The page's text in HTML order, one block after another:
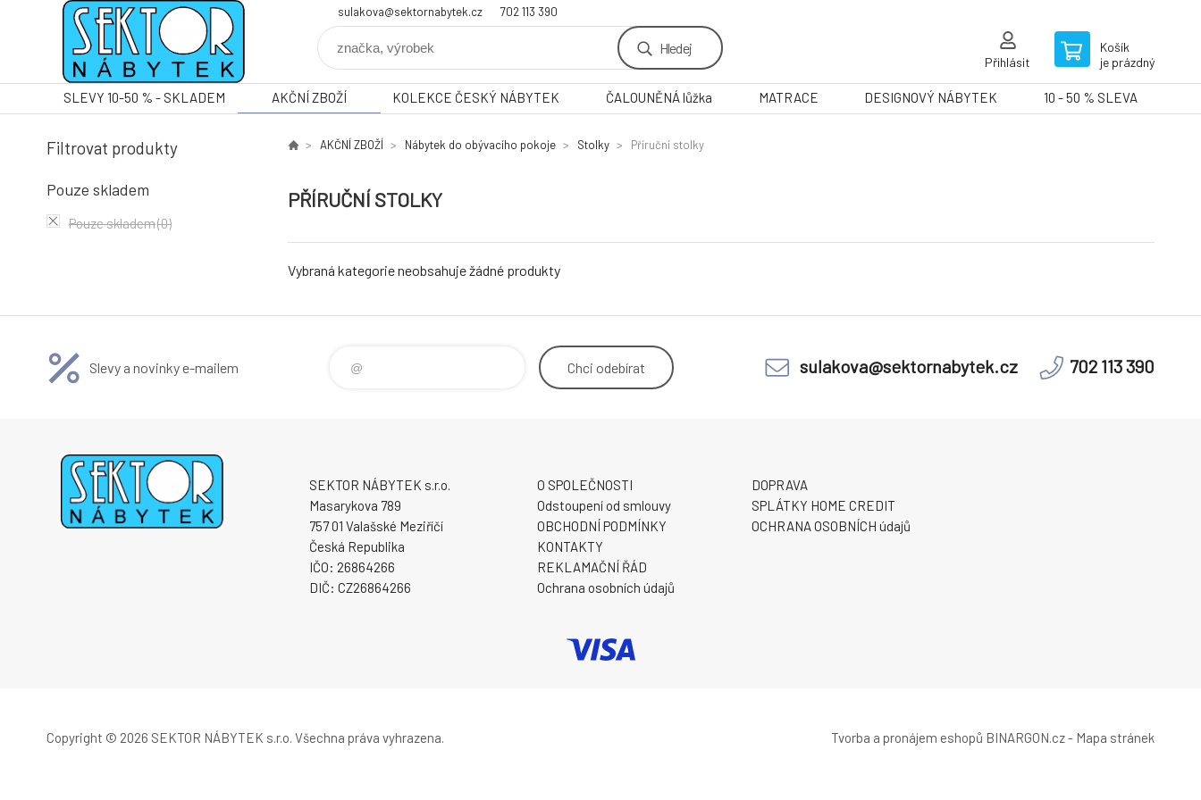
sulakova@sektornabytek.cz 702 113 390
Hledej
Přihlásit
Košík
je prázdný
SLEVY 10-50 % - SKLADEM AKČNÍ ZBOŽÍ KOLEKCE ČESKÝ NÁBYTEK ČALOUNĚNÁ lůžka MATRACE DESIGNOVÝ NÁBYTEK 10 - 50 % SLEVA
Filtrovat produkty
Pouze skladem
Pouze skladem(0)
AKČNÍ ZBOŽÍ Nábytek do obývacího pokoje Stolky Příruční stolky
PŘÍRUČNÍ STOLKY
Vybraná kategorie neobsahuje žádné produkty
Slevy a novinky e-mailem Chci odebírat sulakova@sektornabytek.cz 702 113 390
SEKTOR NÁBYTEK s.r.o.
Masarykova 789
757 01 Valašské Meziříčí
Česká Republika
IČO: 26864266
DIČ: CZ26864266
O SPOLEČNOSTI
Odstoupení od smlouvy
OBCHODNÍ PODMÍNKY
KONTAKTY
REKLAMAČNÍ ŘÁD
Ochrana osobních údajů
DOPRAVA
SPLÁTKY HOME CREDIT
OCHRANA OSOBNÍCH údajů
Copyright © 2026 SEKTOR NÁBYTEK s.r.o. Všechna práva vyhrazena. Tvorba a pronájem eshopů BINARGON.cz- Mapa stránek